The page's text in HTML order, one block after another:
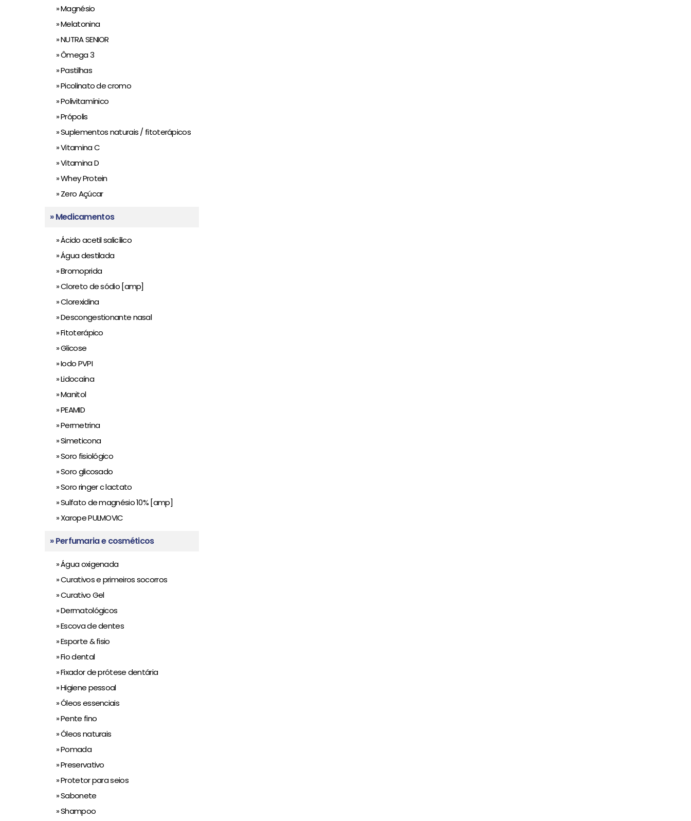
» Magnésio
» Melatonina
» NUTRA SENIOR
» Ômega 3
» Pastilhas
» Picolinato de cromo
» Polivitamínico
» Própolis
» Suplementos naturais / fitoterápicos
» Vitamina C
» Vitamina D
» Whey Protein
» Zero Açúcar
» Medicamentos
» Ácido acetil salicílico
» Água destilada
» Bromoprida
» Cloreto de sódio [amp]
» Clorexidina
» Descongestionante nasal
» Fitoterápico
» Glicose
» Iodo PVPI
» Lidocaína
» Manitol
» PEAMID
» Permetrina
» Simeticona
» Soro fisiológico
» Soro glicosado
» Soro ringer c lactato
» Sulfato de magnésio 10% [amp]
» Xarope PULMOVIC
» Perfumaria e cosméticos
» Água oxigenada
» Curativos e primeiros socorros
» Curativo Gel
» Dermatológicos
» Escova de dentes
» Esporte & fisio
» Fio dental
» Fixador de prótese dentária
» Higiene pessoal
» Óleos essenciais
» Pente fino
» Óleos naturais
» Pomada
» Preservativo
» Protetor para seios
» Sabonete
» Shampoo